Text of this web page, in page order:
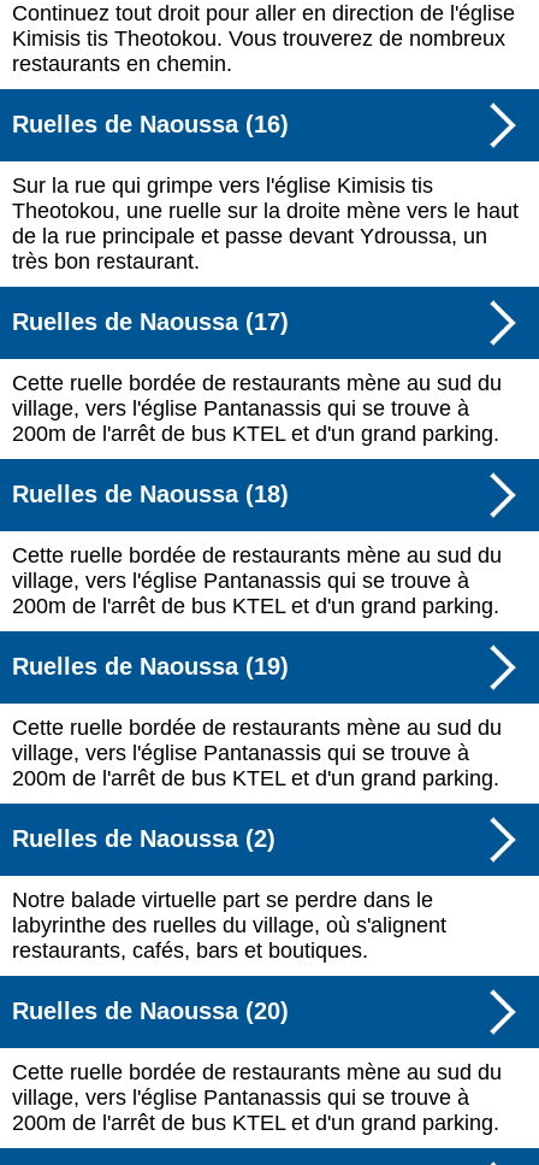
Continuez tout droit pour aller en direction de l'église
Kimisis tis Theotokou. Vous trouverez de nombreux
restaurants en chemin.
Ruelles de Naoussa (16)
Sur la rue qui grimpe vers l'église Kimisis tis
Theotokou, une ruelle sur la droite mène vers le haut
de la rue principale et passe devant Ydroussa, un
très bon restaurant.
Ruelles de Naoussa (17)
Cette ruelle bordée de restaurants mène au sud du
village, vers l'église Pantanassis qui se trouve à
200m de l'arrêt de bus KTEL et d'un grand parking.
Ruelles de Naoussa (18)
Cette ruelle bordée de restaurants mène au sud du
village, vers l'église Pantanassis qui se trouve à
200m de l'arrêt de bus KTEL et d'un grand parking.
Ruelles de Naoussa (19)
Cette ruelle bordée de restaurants mène au sud du
village, vers l'église Pantanassis qui se trouve à
200m de l'arrêt de bus KTEL et d'un grand parking.
Ruelles de Naoussa (2)
Notre balade virtuelle part se perdre dans le
labyrinthe des ruelles du village, où s'alignent
restaurants, cafés, bars et boutiques.
Ruelles de Naoussa (20)
Cette ruelle bordée de restaurants mène au sud du
village, vers l'église Pantanassis qui se trouve à
200m de l'arrêt de bus KTEL et d'un grand parking.